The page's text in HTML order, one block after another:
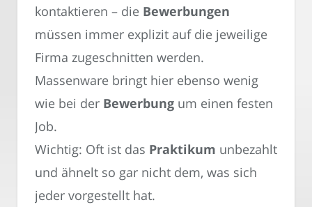
kontaktieren – die Bewerbungen
müssen immer explizit auf die jeweilige
Firma zugeschnitten werden.
Massenware bringt hier ebenso wenig
wie bei der Bewerbung um einen festen
Job.
Wichtig: Oft ist das Praktikum unbezahlt
und ähnelt so gar nicht dem, was sich
jeder vorgestellt hat.